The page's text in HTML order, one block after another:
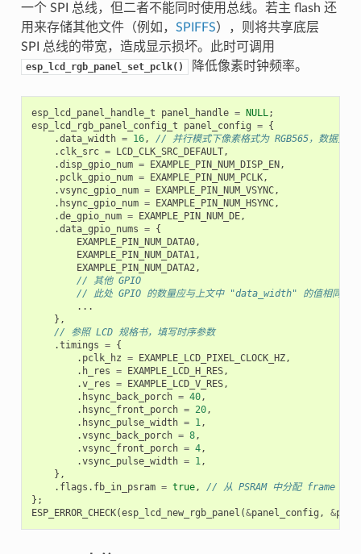
一个 SPI 总线，但二者不能同时使用总线。若主 flash 还
用来存储其他文件（例如， SPIFFS），则将共享底层
SPI 总线的带宽，造成显示损坏。此时可调用
esp_lcd_rgb_panel_set_pclk() 降低像素时钟频率。
esp_lcd_panel_handle_t panel_handle = NULL;
esp_lcd_rgb_panel_config_t
panel_config = {
.data_width = 16,
// 并行模式下像素格式为 RGB565，数据宽
. clk_src = LCD_CLK_SRC_DEFAULT,
.disp_gpio_num = EXAMPLE_PIN_NUM_DISP_EN,
. pclk_gpio_num = EXAMPLE_PIN_NUM_PCLK,
.vsync_gpio_num = EXAMPLE_PIN_NUM_VSYNC,
. hsync_gpio_num = EXAMPLE_PIN_NUM_HSYNC,
.de_gpio_num = EXAMPLE_PIN_NUM_DE,
.data_gpio_nums = {
EXAMPLE_PIN_NUM_DATA0,
EXAMPLE_PIN_NUM_DATA1,
EXAMPLE_PIN_NUM_DATA2,
// 其他 GPIO
// 此处 GPIO 的数量应与上文中 "data_width" 的值相同
...
},
// 参照 LCD 规格书，填写时序参数
.timings = {
. pclk_hz = EXAMPLE_LCD_PIXEL_CLOCK_HZ,
. h_res = EXAMPLE_LCD_H_RES,
.v_res = EXAMPLE_LCD_V_RES,
. hsync_back_porch = 40,
. hsync_front_porch = 20,
. hsync_pulse_width = 1,
.vsync_back_porch = 8,
.vsync_front_porch = 4,
.vsync_pulse_width = 1,
},
. flags . fb_in_psram = true,
// 从 PSRAM 中分配 frame
};
ESP_ERROR_CHECK(esp_lcd_new_rgb_panel (&panel_config , &